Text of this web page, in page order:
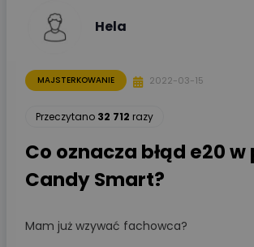
Hela
MAJSTERKOWANIE 2022-03-15
Przeczytano 32 712 razy
Co oznacza błąd e20
Candy Smart?
Mam już wzywać fachowca?